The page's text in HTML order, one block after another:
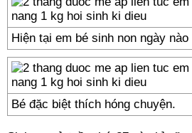
Hiện tại em bé sinh non ngày
Bé đặc biệt thích hóng chuyện.